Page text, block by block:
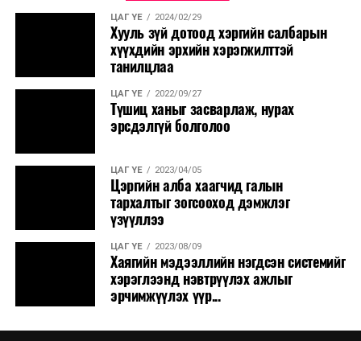
ЦАГ ҮЕ 2024/02/29
Хууль зүй дотоод хэргийн салбарын
хүүхдийн эрхийн хэрэгжилттэй
танилцлаа
ЦАГ ҮЕ 2022/09/27
Түшиц ханыг засварлаж, нурах
эрсдэлгүй болголоо
ЦАГ ҮЕ 2023/04/05
Цэргийн алба хаагчид галын
тархалтыг зогсооход дэмжлэг
үзүүллээ
ЦАГ ҮЕ 2023/08/09
Хаягийн мэдээллийн нэгдсэн системийг
хэрэглээнд нэвтрүүлэх ажлыг
эрчимжүүлэх үүр...